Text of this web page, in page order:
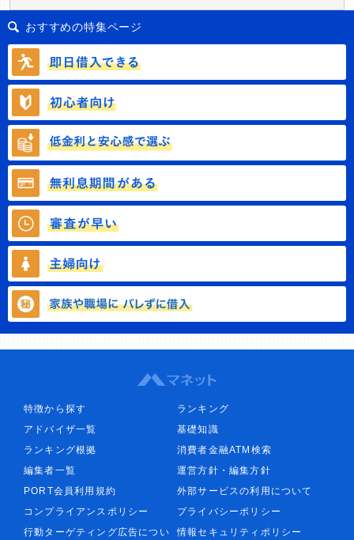
おすすめの特集ページ
特徴から探す
ランキング
アドバイザ一覧
基礎知識
ランキング根拠
消費者金融ATM検索
編集者一覧
運営方針・編集方針
PORT会員利用規約
外部サービスの利用について
コンプライアンスポリシー
プライバシーポリシー
行動ターゲティング広告につい
情報セキュリティポリシー